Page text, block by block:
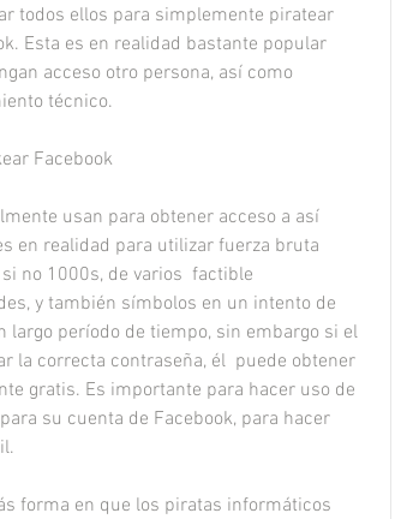
todos ellos para simplemente piratear
Esta es en realidad bastante popular
acceso otro persona, así como
técnico.
Facebook
usan para obtener acceso a así
en realidad para utilizar fuerza bruta
no 1000s, de varios  factible
y también símbolos en un intento de
período de tiempo, sin embargo si el
la correcta contraseña, él  puede obtener
gratis. Es importante para hacer uso de
su cuenta de Facebook, para hacer
forma en que los piratas informáticos